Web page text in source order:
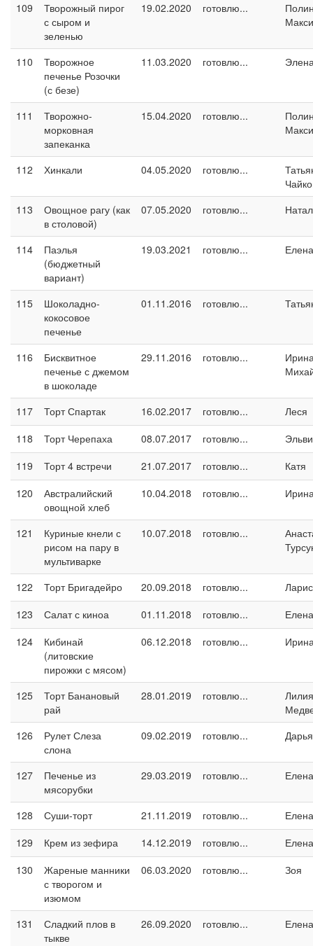
109
Творожный пирог
с сыром и
зеленью
19.02.2020 готовлю...
110
Творожное
печенье Розочки
(с безе)
11.03.2020 готовлю...
111
Творожно-
морковная
запеканка
15.04.2020 готовлю...
112 Хинкали 04.05.2020 готовлю...
113
Овощное рагу (как
в столовой)
07.05.2020 готовлю...
114
Паэлья
(бюджетный
вариант)
19.03.2021 готовлю... Елена
115
Шоколадно-
кокосовое
печенье
01.11.2016 готовлю...
116
Бисквитное
печенье с джемом
в шоколаде
29.11.2016 готовлю...
117 Торт Спартак 16.02.2017 готовлю...
Леся
118
Торт Черепаха 08.07.2017 готовлю...
119
Торт 4 встречи 21.07.2017 готовлю...
Катя
120
Австралийский
овощной хлеб
10.04.2018 готовлю...
121
Куриные кнели с
рисом на пару в
мультиварке
10.07.2018 готовлю...
122 Торт Бригадейро 20.09.2018 готовлю...
123
Салат с киноа 01.11.2018 готовлю...
124
Кибинай
(литовские
пирожки с мясом)
06.12.2018 готовлю...
125
Торт Банановый
рай
28.01.2019 готовлю...
Лилия
126
Рулет Слеза
слона
09.02.2019 готовлю... Дарья
127
Печенье из
мясорубки
29.03.2019 готовлю...
128 Суши-торт 21.11.2019 готовлю...
129
Крем из зефира 14.12.2019 готовлю...
130
Жареные манники
с творогом и
изюмом
06.03.2020 готовлю... Зоя
131
Сладкий плов в
тыкве
26.09.2020 готовлю...